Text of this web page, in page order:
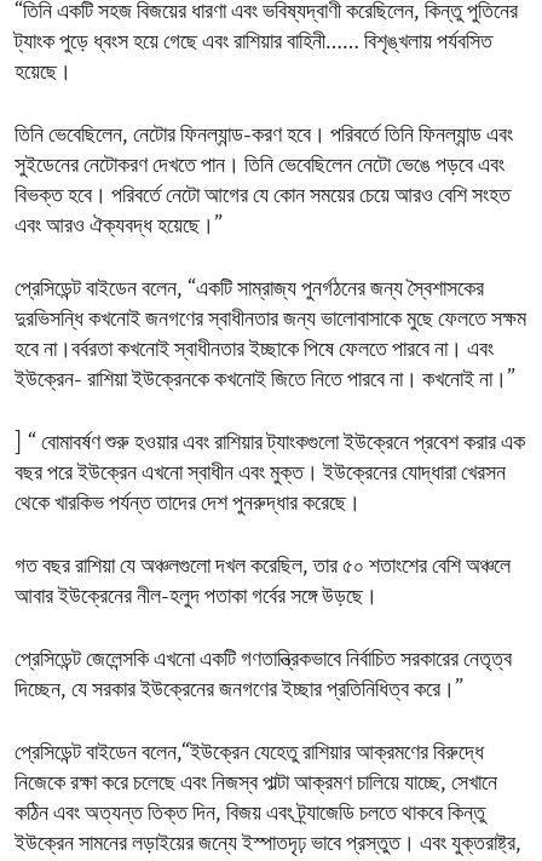
“তিনি একটি সহজ বিজয়ের ধারণা এবং ভবিষ্যদ্বাণী করেছিলেন, কিন্তু পুতিনের
ট্যাংক পুড়ে ধ্বংস হয়ে গেছে এবং রাশিয়ার বাহিনী…… বিশৃঙ্খলায় পর্যবসিত
হয়েছে।
তিনি ভেবেছিলেন, নেটোর ফিনল্যান্ড-করণ হবে। পরিবর্তে তিনি ফিনল্যান্ড এবং
সুইডেনের নেটোকরণ দেখতে পান। তিনি ভেবেছিলেন নেটো ভেঙে পড়বে এবং
বিভক্ত হবে। পরিবর্তে নেটো আগের যে কোন সময়ের চেয়ে আরও বেশি সংহত
এবং আরও ঐক্যবদ্ধ হয়েছে।”
প্রেসিডেন্ট বাইডেন বলেন, “একটি সাম্রাজ্য পুনর্গঠনের জন্য স্বৈশাসকের
দুরভিসন্ধি কখনোই জনগণের স্বাধীনতার জন্য ভালোবাসাকে মুছে ফেলতে সক্ষম
হবে না।বর্বরতা কখনোই স্বাধীনতার ইচ্ছাকে পিষে ফেলতে পারবে না। এবং
ইউক্রেন- রাশিয়া ইউক্রেনকে কখনোই জিতে নিতে পারবে না। কখনোই না।”
] “ বোমাবর্ষণ শুরু হওয়ার এবং রাশিয়ার ট্যাংকগুলো ইউক্রেনে প্রবেশ করার এক
বছর পরে ইউক্রেন এখনো স্বাধীন এবং মুক্ত। ইউক্রেনের যোদ্ধারা খেরসন
থেকে খারকিভ পর্যন্ত তাদের দেশ পুনরুদ্ধার করেছে।
গত বছর রাশিয়া যে অঞ্চলগুলো দখল করেছিল, তার ৫০ শতাংশের বেশি অঞ্চলে
আবার ইউক্রেনের নীল-হলুদ পতাকা গর্বের সঙ্গে উড়ছে।
প্রেসিডেন্ট জেলেন্সকি এখনো একটি গণতান্ত্রিকভাবে নির্বাচিত সরকারের নেতৃত্ব
দিচ্ছেন, যে সরকার ইউক্রেনের জনগণের ইচ্ছার প্রতিনিধিত্ব করে।”
প্রেসিডেন্ট বাইডেন বলেন,“ইউক্রেন যেহেতু রাশিয়ার আক্রমণের বিরুদ্ধে
নিজেকে রক্ষা করে চলেছে এবং নিজস্ব পাল্টা আক্রমণ চালিয়ে যাচ্ছে, সেখানে
কঠিন এবং অত্যন্ত তিক্ত দিন, বিজয় এবং ট্র্যাজেডি চলতে থাকবে কিন্তু
ইউক্রেন সামনের লড়াইয়ের জন্যে ইস্পাতদৃঢ় ভাবে প্রস্তুত। এবং যুক্তরাষ্ট্র,